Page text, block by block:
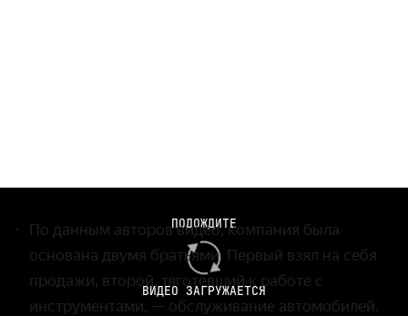
ПОДОЖДИТЕ
ВИДЕО ЗАГРУЖАЕТСЯ
По данным авторов видео, компания была
основана двумя братьями. Первый взял на себя
продажи, второй, тяготевший к работе с
инструментами, — обслуживание автомобилей.